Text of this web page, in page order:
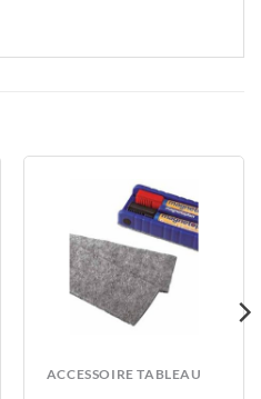
ACCESSOIRE TABLEAU